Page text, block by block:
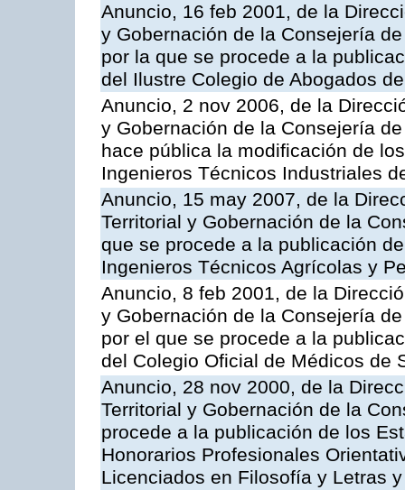
Anuncio, 16 feb 2001, de la
y Gobernación de la Consejería
por la que se procede a la
del Ilustre Colegio de Abogados
Anuncio, 2 nov 2006, de la
y Gobernación de la Consejería
hace pública la modificación de
Ingenieros Técnicos Industriales
Anuncio, 15 may 2007, de la
Territorial y Gobernación de la
que se procede a la publicación
Ingenieros Técnicos Agrícolas y
Anuncio, 8 feb 2001, de la
y Gobernación de la Consejería
por el que se procede a la
del Colegio Oficial de Médicos de
Anuncio, 28 nov 2000, de la
Territorial y Gobernación de la
procede a la publicación de los
Honorarios Profesionales
Licenciados en Filosofía y Letras